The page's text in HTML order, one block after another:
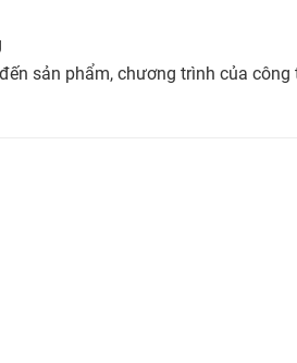
sản phẩm, chương trình của công